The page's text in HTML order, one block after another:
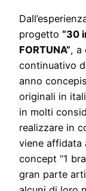
progetto “30
FORTUNA”, a
continuativo
anno
originali in
in molti
realizzare in
viene affidata
concept “1
gran parte